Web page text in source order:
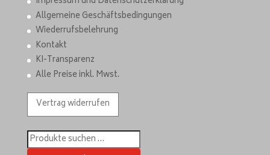
Allgemeine Geschäftsbedingungen
Wiederrufsbelehrung
Kontakt
KI-Transparenz
Alle Preise inkl. Mwst.
Vertrag widerrufen
Suchen
nach: